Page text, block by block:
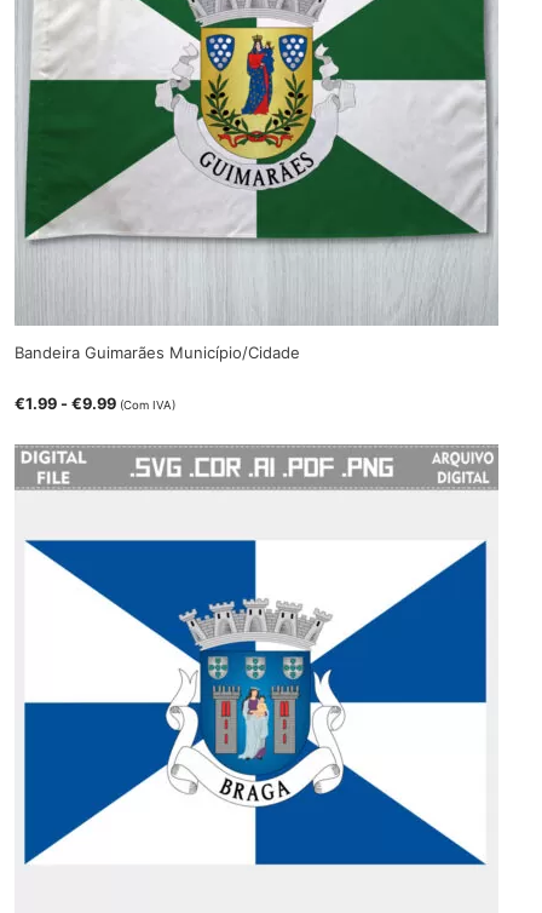
Bandeira Guimarães Município/Cidade
€1.99 -€9.99 (Com IVA)